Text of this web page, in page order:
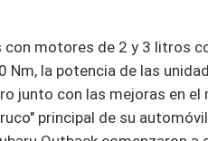
motores de 2 y 3 litros
la potencia de las
junto con las mejoras en
principal de su